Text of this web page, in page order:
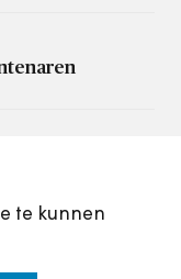
te kunnen